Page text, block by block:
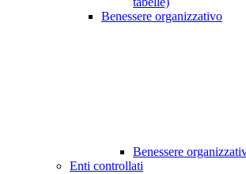
Benessere organizzativo
Benessere
Enti controllati